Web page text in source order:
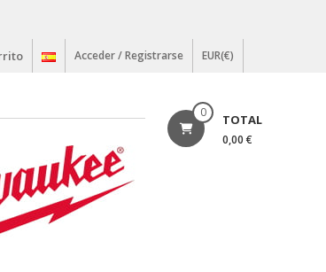
Acceder / Registrarse EUR(€)
0 TOTAL
0,00 €